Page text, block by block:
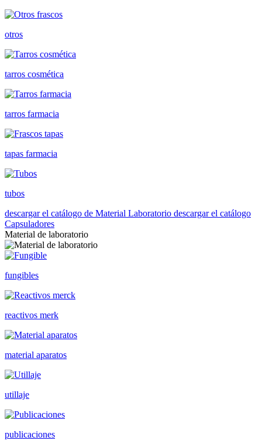
otros
tarros cosmética
tarros farmacia
tapas farmacia
tubos
descargar el catálogo de Material Laboratorio descargar el catálogo
Capsuladores
Material de laboratorio
fungibles
reactivos merk
material aparatos
utillaje
publicaciones